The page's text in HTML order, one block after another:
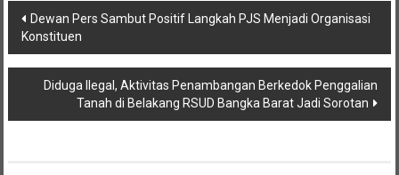
Navigasi
pos
Dewan Pers Sambut Positif Langkah PJS Menjadi Organisasi
Konstituen
Diduga Ilegal, Aktivitas Penambangan Berkedok Penggalian
Tanah di Belakang RSUD Bangka Barat Jadi Sorotan